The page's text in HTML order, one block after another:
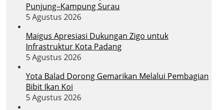
Punjung–Kampung Surau
5 Agustus 2026
Maigus Apresiasi Dukungan Zigo untuk
Infrastruktur Kota Padang
5 Agustus 2026
Yota Balad Dorong Gemarikan Melalui Pembagian
Bibit Ikan Koi
5 Agustus 2026